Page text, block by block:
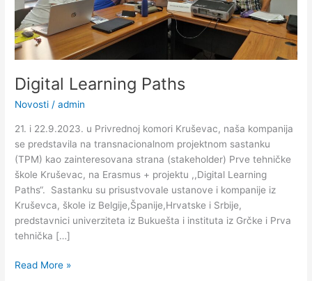
Digital Learning Paths
Novosti /admin
21. i 22.9.2023. u Privrednoj komori Kruševac, naša kompanija
se predstavila na transnacionalnom projektnom sastanku
(TPM) kao zainteresovana strana (stakeholder) Prve tehničke
škole Kruševac, na Erasmus + projektu ,,Digital Learning
Paths“. Sastanku su prisustvovale ustanove i kompanije iz
Kruševca, škole iz Belgije,Španije,Hrvatske i Srbije,
predstavnici univerziteta iz Bukuešta i instituta iz Grčke i Prva
tehnička […]
Read More »